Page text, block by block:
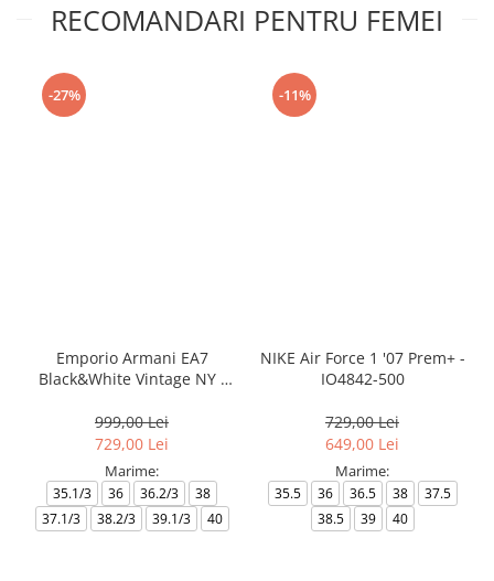
RECOMANDARI PENTRU FEMEI
-27%
Emporio Armani EA7
Black&White Vintage NY -
999,00 Lei
729,00 Lei
Marime:
35.1/3 36 36.2/3
38
37.1/3
38.2/3 39.1/3 40
-11%
NIKE Air Force 1 '07 Prem+ -
IO4842-500
729,00 Lei
649,00 Lei
Marime:
35.5 36 36.5 38
37.5
38.5
39 40